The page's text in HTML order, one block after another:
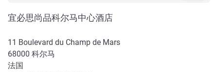
宜必思尚品科尔马中心酒店
11 Boulevard du Champ de Mars
68000 科尔马
法国